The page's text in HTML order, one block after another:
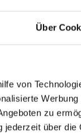
Über
von
Werbung
zu
jederzeit über die
Ried